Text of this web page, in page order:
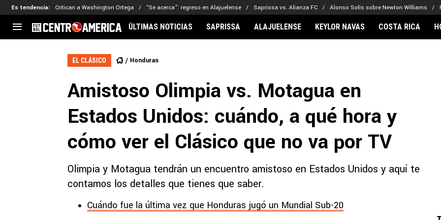
Es tendencia: Critican a Washington Ortega “Se acerca”: regreso en Alajuelense Saprissa vs. Alianza FC Alonso Solis sobre Newton Williams
CENTROAMÉRICA
CONCACAF
Liga de Naciones
Copa de Campeones
MLS
Kervin Arriaga
Nathaniel Méndez-Laing
Alajuelense
Comunicaciones
Municipal
Olimpia
Real Estelí
Real Madrid
ÚLTIMAS NOTICIAS SAPRISSA ALAJUELENSE KEYLOR NAVAS COSTA RICA
EL CLÁSICO Honduras
Amistoso Olimpia vs. Motagua en
Estados Unidos: cuándo, a qué hora y
cómo ver el Clásico que no va por TV
Olimpia y Motagua tendrán un encuentro amistoso en Estados Unidos y aquí te
contamos los detalles que tienes que saber.
Cuándo fue la última vez que Honduras jugó un Mundial Sub-20